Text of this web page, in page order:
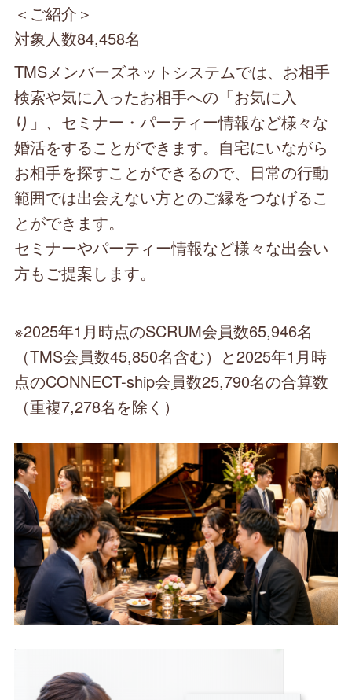
＜ご紹介＞
対象人数84,458名
TMSメンバーズネットシステムでは、お相手
検索や気に入ったお相手への「お気に入
り」、セミナー・パーティー情報など様々な
婚活をすることができます。自宅にいながら
お相手を探すことができるので、日常の行動
範囲では出会えない方とのご縁をつなげるこ
とができます。
セミナーやパーティー情報など様々な出会い
方もご提案します。
※2025年1月時点のSCRUM会員数65,946名
（TMS会員数45,850名含む）と2025年1月時
点のCONNECT-ship会員数25,790名の合算数
（重複7,278名を除く）